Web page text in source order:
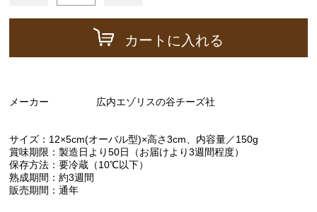
カートに入れる
メーカー 広内エゾリスの谷チーズ社
サイズ：12×5cm(オーバル型)×高さ3cm、内容量／150g
賞味期限：製造日より50日（お届けより3週間程度）
保存方法：要冷蔵（10℃以下）
熟成期間：約3週間
販売期間：通年